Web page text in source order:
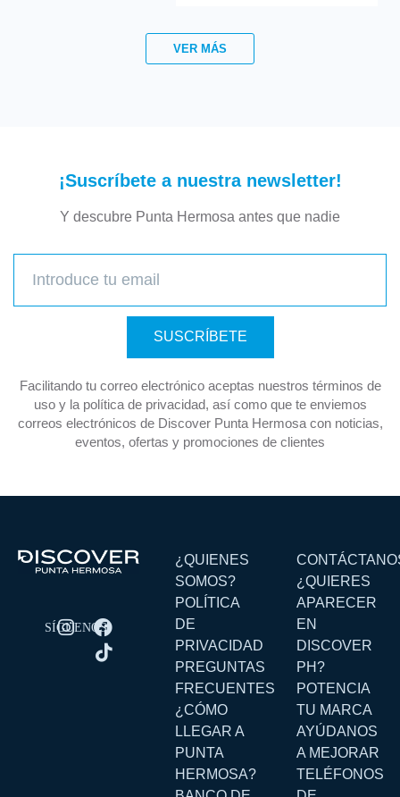
VER MÁS
¡Suscríbete a nuestra newsletter!
Y descubre Punta Hermosa antes que nadie
SUSCRÍBETE
Facilitando tu correo electrónico aceptas nuestros términos de
uso y la política de privacidad, así como que te enviemos
correos electrónicos de Discover Punta Hermosa con noticias,
eventos, ofertas y promociones de clientes
¿QUIENES
SOMOS?
POLÍTICA
DE
PRIVACIDAD
PREGUNTAS
FRECUENTES
¿CÓMO
LLEGAR A
PUNTA
HERMOSA?
¿QUIERES
APARECER
EN
DISCOVER
PH?
POTENCIA
TU MARCA
AYÚDANOS
A MEJORAR
TELÉFONOS